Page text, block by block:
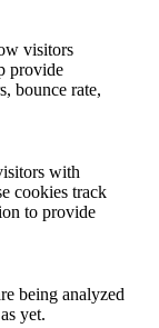
visitors
provide
bounce rate,
with
cookies track
to provide
being analyzed
yet.